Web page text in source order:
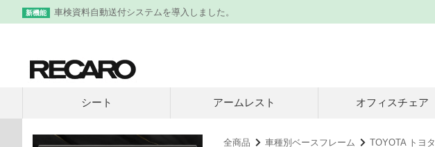
新機能 車検資料自動送付システムを導入しました。
シート アームレスト オフィスチェア
全商品 車種別ベースフレーム TOYOTA トヨタ